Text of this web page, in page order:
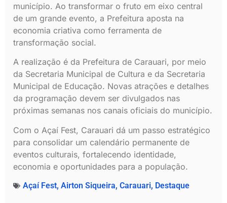
município. Ao transformar o fruto em eixo central
de um grande evento, a Prefeitura aposta na
economia criativa como ferramenta de
transformação social.
A realização é da Prefeitura de Carauari, por meio
da Secretaria Municipal de Cultura e da Secretaria
Municipal de Educação. Novas atrações e detalhes
da programação devem ser divulgados nas
próximas semanas nos canais oficiais do município.
Com o Açaí Fest, Carauari dá um passo estratégico
para consolidar um calendário permanente de
eventos culturais, fortalecendo identidade,
economia e oportunidades para a população.
Açaí Fest, Airton Siqueira, Carauari, Destaque